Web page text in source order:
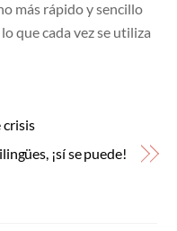
más rápido y sencillo
que cada vez se utiliza
crisis
¡sí se puede!